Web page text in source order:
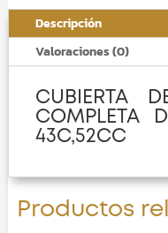
cantidad
Descripción
Valoraciones (0)
CUBIERTA
COMPLETA
43C,52CC
Productos